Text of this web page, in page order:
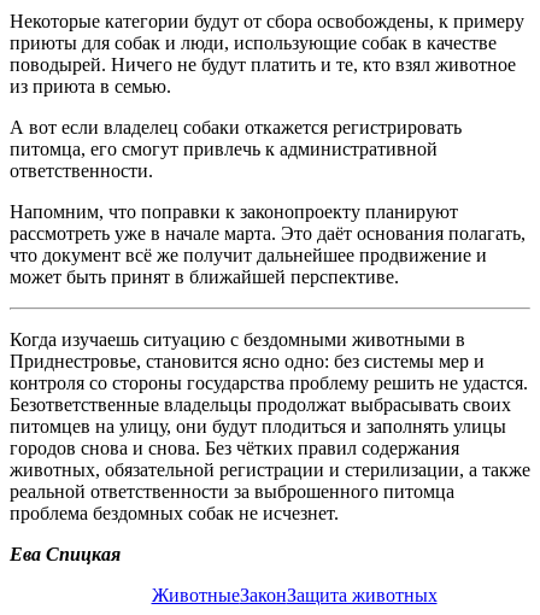
Некоторые категории будут от сбора освобождены, к примеру
приюты для собак и люди, использующие собак в качестве
поводырей. Ничего не будут платить и те, кто взял животное
из приюта в семью.
А вот если владелец собаки откажется регистрировать
питомца, его смогут привлечь к административной
ответственности.
Напомним, что поправки к законопроекту планируют
рассмотреть уже в начале марта. Это даёт основания полагать,
что документ всё же получит дальнейшее продвижение и
может быть принят в ближайшей перспективе.
Когда изучаешь ситуацию с бездомными животными в
Приднестровье, становится ясно одно: без системы мер и
контроля со стороны государства проблему решить не удастся.
Безответственные владельцы продолжат выбрасывать своих
питомцев на улицу, они будут плодиться и заполнять улицы
городов снова и снова. Без чётких правил содержания
животных, обязательной регистрации и стерилизации, а также
реальной ответственности за выброшенного питомца
проблема бездомных собак не исчезнет.
Ева Спицкая
ЖивотныеЗаконЗащита животных